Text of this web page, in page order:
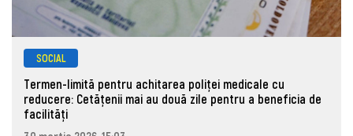
SOCIAL
Termen-limită pentru achitarea poliței medicale cu
reducere: Cetățenii mai au două zile pentru a beneficia de
facilități